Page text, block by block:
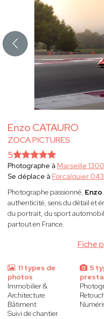
Enzo CATAURO
ZOCA PICTURES
Fiche
5
Photographe à Marseille
Se déplace à Forcalquier
Photographe passionné,
authenticité, sens du détail et
du portrait, du sport
partout en France.
11 types de
photos
Immobilier &
Architecture
Bâtiment
Suivi de chantier
5